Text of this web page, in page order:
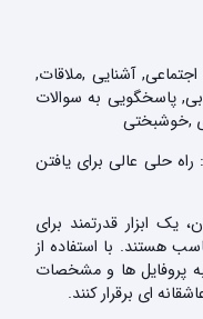
آشنایی ,ملاقات,
پاسخگویی به سوالات
,خوشبختی
حلی عالی برای یافتن
ابزار قدرتمند برای
هستند. با استفاده از
به پروفایل ها و مشخصات
ای برقرار کنند.